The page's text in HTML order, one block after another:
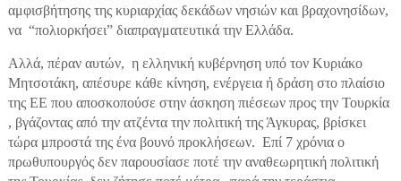
αμφισβήτησης της κυριαρχίας δεκάδων νησιών και βραχονησίδων,
να “πολιορκήσει” διαπραγματευτικά την Ελλάδα.
Αλλά, πέραν αυτών, η ελληνική κυβέρνηση υπό τον Κυριάκο
Μητσοτάκη, απέσυρε κάθε κίνηση, ενέργεια ή δράση στο πλαίσιο
της ΕΕ που αποσκοπούσε στην άσκηση πιέσεων προς την Τουρκία
, βγάζοντας από την ατζέντα την πολιτική της Άγκυρας, βρίσκει
τώρα μπροστά της ένα βουνό προκλήσεων. Επί 7 χρόνια ο
πρωθυπουργός δεν παρουσίασε ποτέ την αναθεωρητική πολιτική